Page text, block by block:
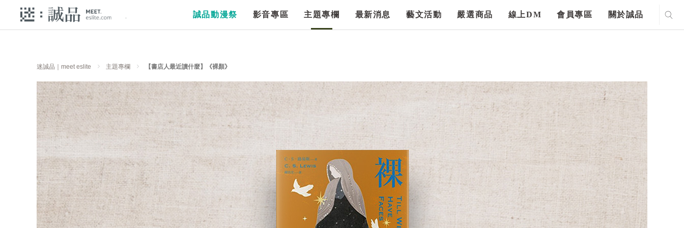
誠品動漫祭 影音專區 主題專欄 最新消息 藝文活動 嚴選商品 線上DM 會員專區 關於誠品
迷誠品｜meet eslite 主題專欄 【書店人最近讀什麼】《裸顏》